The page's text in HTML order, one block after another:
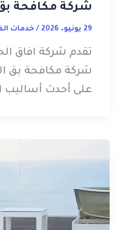
شركة مكافحة
29 يونيو، 2026 /خدمات
تقدم شركة افاق
شركة مكافحة بق
على أحدث